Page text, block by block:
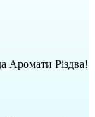
Аромати Різдва!